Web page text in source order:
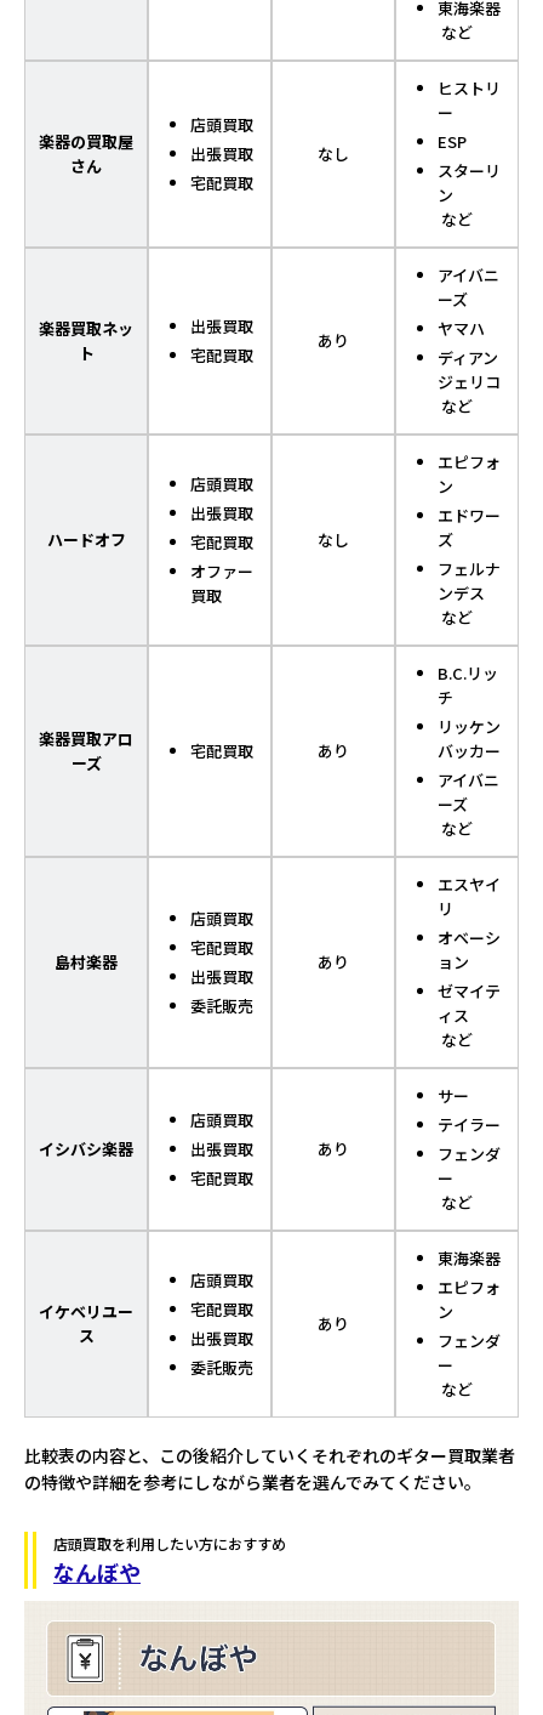
東海楽器
など
楽器の買取屋
さん
店頭買取
出張買取
宅配買取
なし
ヒストリ
ー
ESP
スターリ
ン
など
楽器買取ネッ
ト
出張買取
宅配買取
あり
アイバニ
ーズ
ヤマハ
ディアン
ジェリコ
など
ハードオフ
店頭買取
出張買取
宅配買取
オファー
買取
なし
エピフォ
ン
エドワー
ズ
フェルナ
ンデス
など
楽器買取アロ
ーズ
宅配買取 あり
B.C.リッ
チ
リッケン
バッカー
アイバニ
ーズ
など
島村楽器
店頭買取
宅配買取
出張買取
委託販売
あり
エスヤイ
リ
オベーシ
ョン
ゼマイテ
ィス
など
イシバシ楽器
店頭買取
出張買取
宅配買取
あり
サー
テイラー
フェンダ
ー
など
イケベリユー
ス
店頭買取
宅配買取
出張買取
委託販売
あり
東海楽器
エピフォ
ン
フェンダ
ー
など
比較表の内容と、この後紹介していくそれぞれのギター買取業者
の特徴や詳細を参考にしながら業者を選んでみてください。
店頭買取を利用したい方におすすめ
なんぼや